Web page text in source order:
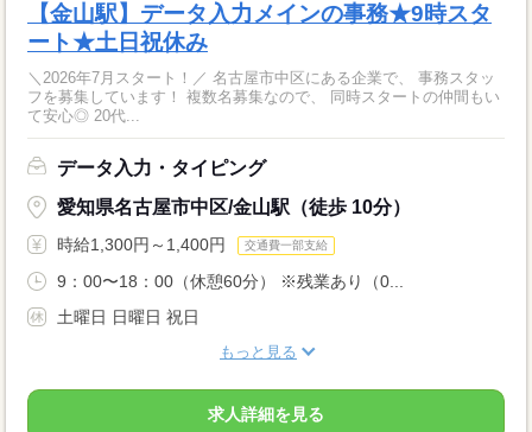
【金山駅】データ入力メインの事務★9時スタ
ート★土日祝休み
＼2026年7月スタート！／ 名古屋市中区にある企業で、 事務スタッ
フを募集しています！ 複数名募集なので、 同時スタートの仲間もい
て安心◎ 20代...
データ入力・タイピング
愛知県名古屋市中区/金山駅（徒歩 10分）
時給1,300円～1,400円 交通費一部支給
9：00〜18：00（休憩60分） ※残業あり（0...
土曜日 日曜日 祝日
もっと見る
求人詳細を見る